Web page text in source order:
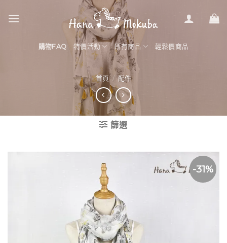
購物FAQ 特價活動 所有商品 輕鬆價商品
首頁 / 配件
篩選
-31%